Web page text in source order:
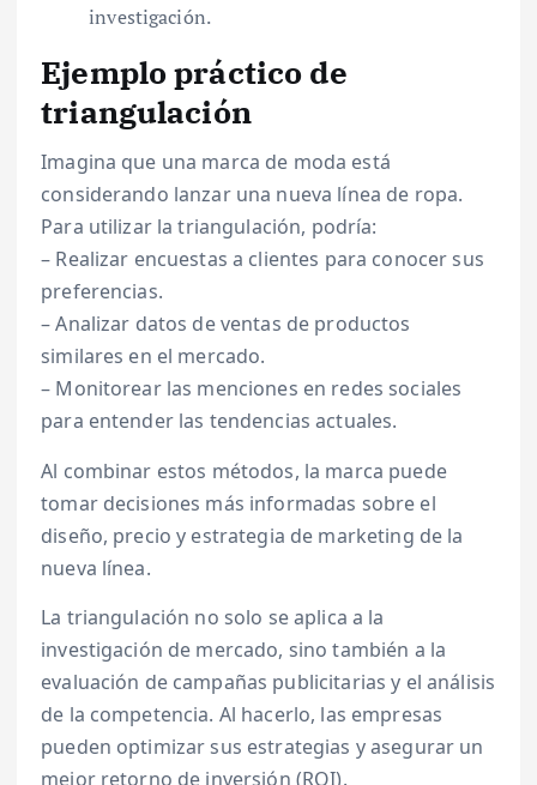
investigación.
Ejemplo práctico de
triangulación
Imagina que una marca de moda está
considerando lanzar una nueva línea de ropa.
Para utilizar la triangulación, podría:
– Realizar encuestas a clientes para conocer sus
preferencias.
– Analizar datos de ventas de productos
similares en el mercado.
– Monitorear las menciones en redes sociales
para entender las tendencias actuales.
Al combinar estos métodos, la marca puede
tomar decisiones más informadas sobre el
diseño, precio y estrategia de marketing de la
nueva línea.
La triangulación no solo se aplica a la
investigación de mercado, sino también a la
evaluación de campañas publicitarias y el análisis
de la competencia. Al hacerlo, las empresas
pueden optimizar sus estrategias y asegurar un
mejor retorno de inversión (ROI).